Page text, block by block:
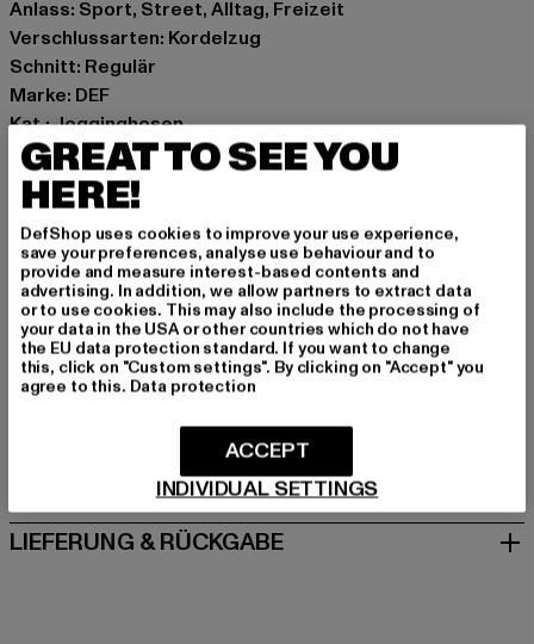
Anlass: Sport, Street, Alltag, Freizeit
Verschlussarten: Kordelzug
Schnitt: Regulär
Marke: DEF
Kat.: Jogginghosen
Farbe: schwarz
Hersteller Farbe: black wash
Materialzusammensetzung: 100% Baumwolle
Art.Nr: DFSP212-01400
Hersteller: TB International GmbH |info@tbint.de
Dr.-Robert-Murjahn-Straße 7 | 64372 Ober-Ramstadt |
DE
GRÖSSE & PASSFORM
PFLEGEHINWEISE
LIEFERUNG & RÜCKGABE
GREAT TO SEE YOU
HERE!
DefShop uses cookies to improve your use experience,
save your preferences, analyse use behaviour and to
provide and measure interest-based contents and
advertising. In addition, we allow partners to extract data
or to use cookies. This may also include the processing of
your data in the USA or other countries which do not have
the EU data protection standard. If you want to change
this, click on "Custom settings". By clicking on "Accept" you
agree to this. Data protection
INDIVIDUAL SETTINGS
ACCEPT